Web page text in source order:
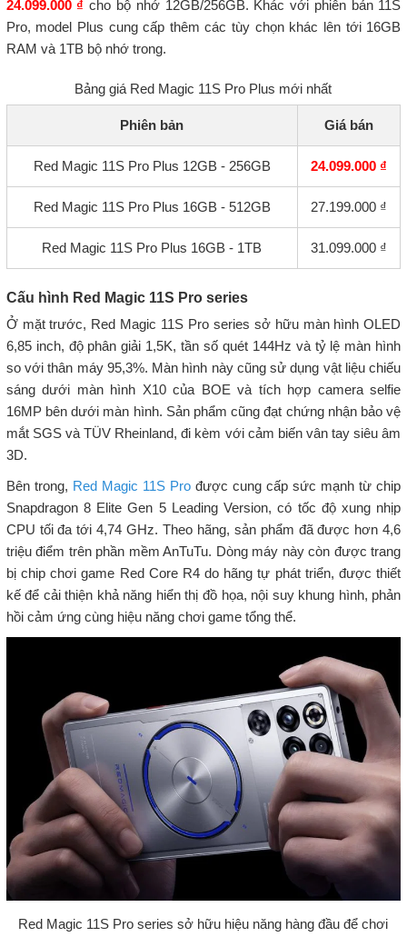
24.099.000 ₫ cho bộ nhớ 12GB/256GB. Khác với phiên bản 11S
Pro, model Plus cung cấp thêm các tùy chọn khác lên tới 16GB
RAM và 1TB bộ nhớ trong.
Bảng giá Red Magic 11S Pro Plus mới nhất
Phiên bản Giá bán
Red Magic 11S Pro Plus 12GB - 256GB 24.099.000 ₫
Red Magic 11S Pro Plus 16GB - 512GB 27.199.000 ₫
Red Magic 11S Pro Plus 16GB - 1TB 31.099.000 ₫
Cấu hình Red Magic 11S Pro series
Ở mặt trước, Red Magic 11S Pro series sở hữu màn hình OLED
6,85 inch, độ phân giải 1,5K, tần số quét 144Hz và tỷ lệ màn hình
so với thân máy 95,3%. Màn hình này cũng sử dụng vật liệu chiếu
sáng dưới màn hình X10 của BOE và tích hợp camera selfie
16MP bên dưới màn hình. Sản phẩm cũng đạt chứng nhận bảo vệ
mắt SGS và TÜV Rheinland, đi kèm với cảm biến vân tay siêu âm
3D.
Bên trong, Red Magic 11S Prođược cung cấp sức mạnh từ chip
Snapdragon 8 Elite Gen 5 Leading Version, có tốc độ xung nhịp
CPU tối đa tới 4,74 GHz. Theo hãng, sản phẩm đã được hơn 4,6
triệu điểm trên phần mềm AnTuTu. Dòng máy này còn được trang
bị chip chơi game Red Core R4 do hãng tự phát triển, được thiết
kế để cải thiện khả năng hiển thị đồ họa, nội suy khung hình, phản
hồi cảm ứng cùng hiệu năng chơi game tổng thể.
Red Magic 11S Pro series sở hữu hiệu năng hàng đầu để chơi